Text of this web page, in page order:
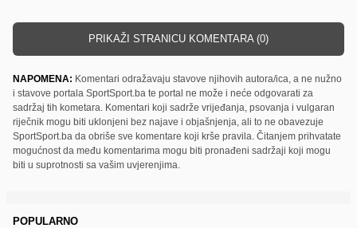
PRIKAŽI STRANICU KOMENTARA (0)
NAPOMENA: Komentari odražavaju stavove njihovih autora/ica, a ne nužno
i stavove portala SportSport.ba te portal ne može i neće odgovarati za
sadržaj tih kometara. Komentari koji sadrže vrijeđanja, psovanja i vulgaran
riječnik mogu biti uklonjeni bez najave i objašnjenja, ali to ne obavezuje
SportSport.ba da obriše sve komentare koji krše pravila. Čitanjem prihvatate
mogućnost da među komentarima mogu biti pronađeni sadržaji koji mogu
biti u suprotnosti sa vašim uvjerenjima.
POPULARNO